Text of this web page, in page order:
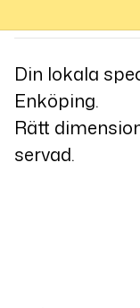
Din lokala
Enköping.
Rätt
servad.